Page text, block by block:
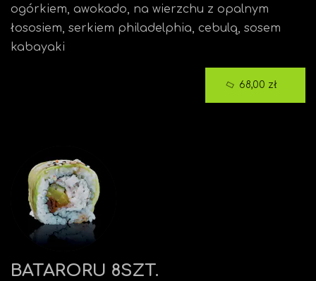
ogórkiem, awokado, na wierzchu z opalnym
łososiem, serkiem philadelphia, cebulą, sosem
kabayaki
BATARORU 8SZT.